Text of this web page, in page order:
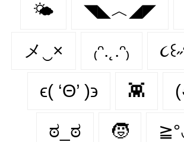
🌤️ ◥◣︿◢◤
メ‿× ₍ᵔ.˛.ᵔ₎
ϵ( ‘Θ’ )϶ 👾
ಠ_ಠ 🧒